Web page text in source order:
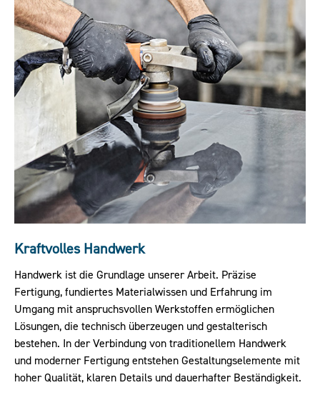
Kraftvolles Handwerk
Handwerk ist die Grundlage unserer Arbeit. Präzise
Fertigung, fundiertes Materialwissen und Erfahrung im
Umgang mit anspruchsvollen Werkstoffen ermöglichen
Lösungen, die technisch überzeugen und gestalterisch
bestehen. In der Verbindung von traditionellem Handwerk
und moderner Fertigung entstehen Gestaltungselemente mit
hoher Qualität, klaren Details und dauerhafter Beständigkeit.